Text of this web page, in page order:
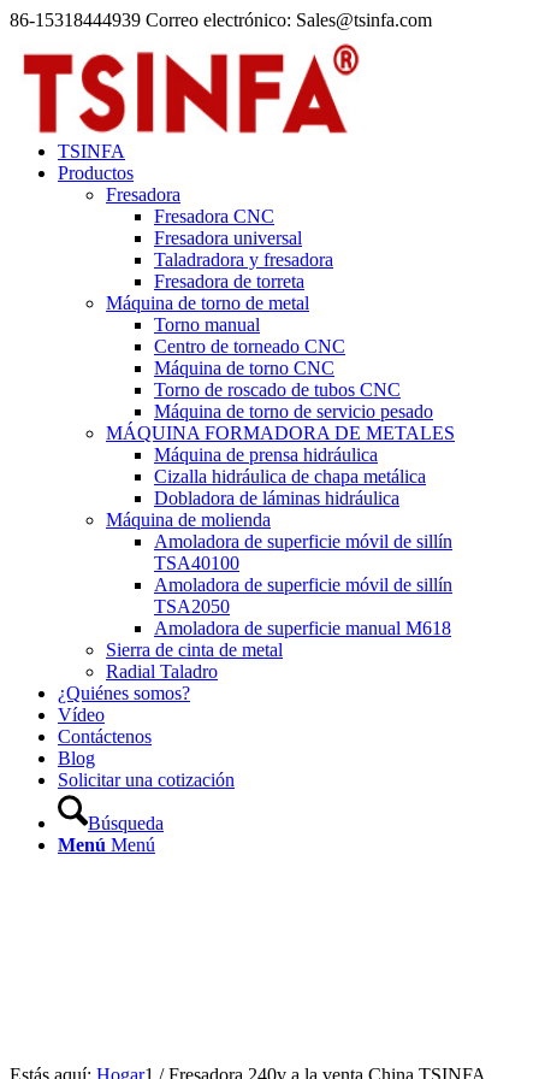
86-15318444939 Correo electrónico: Sales@tsinfa.com
TSINFA
Productos
Fresadora
Fresadora CNC
Fresadora universal
Taladradora y fresadora
Fresadora de torreta
Máquina de torno de metal
Torno manual
Centro de torneado CNC
Máquina de torno CNC
Torno de roscado de tubos CNC
Máquina de torno de servicio pesado
MÁQUINA FORMADORA DE METALES
Máquina de prensa hidráulica
Cizalla hidráulica de chapa metálica
Dobladora de láminas hidráulica
Máquina de molienda
Amoladora de superficie móvil de sillín
TSA40100
Amoladora de superficie móvil de sillín
TSA2050
Amoladora de superficie manual M618
Sierra de cinta de metal
Radial Taladro
¿Quiénes somos?
Vídeo
Contáctenos
Blog
Solicitar una cotización
Búsqueda
Menú Menú
Estás aquí: Hogar1 / Fresadora 240v a la venta China TSINFA